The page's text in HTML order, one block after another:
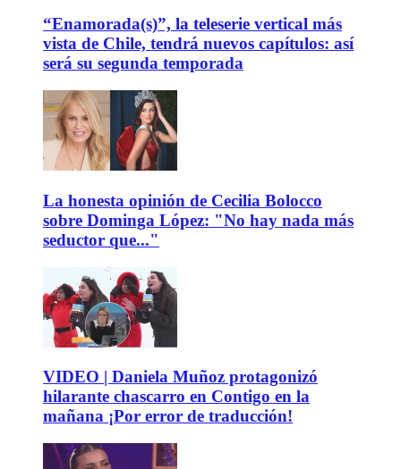
“Enamorada(s)”, la teleserie vertical más
vista de Chile, tendrá nuevos capítulos: así
será su segunda temporada
La honesta opinión de Cecilia Bolocco
sobre Dominga López: "No hay nada más
seductor que..."
VIDEO | Daniela Muñoz protagonizó
hilarante chascarro en Contigo en la
mañana ¡Por error de traducción!